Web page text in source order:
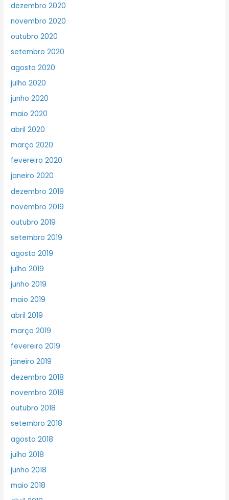
dezembro 2020
novembro 2020
outubro 2020
setembro 2020
agosto 2020
julho 2020
junho 2020
maio 2020
abril 2020
março 2020
fevereiro 2020
janeiro 2020
dezembro 2019
novembro 2019
outubro 2019
setembro 2019
agosto 2019
julho 2019
junho 2019
maio 2019
abril 2019
março 2019
fevereiro 2019
janeiro 2019
dezembro 2018
novembro 2018
outubro 2018
setembro 2018
agosto 2018
julho 2018
junho 2018
maio 2018